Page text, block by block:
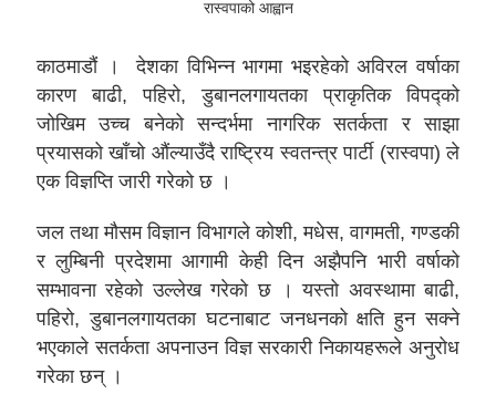
काठमाडौं । देशका विभिन्न भागमा भइरहेको अविरल वर्षाका
कारण बाढी, पहिरो, डुबानलगायतका प्राकृतिक विपद्को
जोखिम उच्च बनेको सन्दर्भमा नागरिक सतर्कता र साझा
प्रयासको खाँचो औंल्याउँदै राष्ट्रिय स्वतन्त्र पार्टी (रास्वपा) ले
एक विज्ञप्ति जारी गरेको छ ।
जल तथा मौसम विज्ञान विभागले कोशी, मधेस, वागमती, गण्डकी
र लुम्बिनी प्रदेशमा आगामी केही दिन अझैपनि भारी वर्षाको
सम्भावना रहेको उल्लेख गरेको छ । यस्तो अवस्थामा बाढी,
पहिरो, डुबानलगायतका घटनाबाट जनधनको क्षति हुन सक्ने
भएकाले सतर्कता अपनाउन विज्ञ सरकारी निकायहरूले अनुरोध
गरेका छन् ।